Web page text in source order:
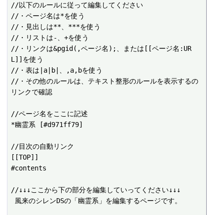
//以下のルールに従って編集してください
//・ページ名は*を使う
//・見出しは**、***を使う
//・リストは-、+を使う
//・リンクは&pgid(,ページ名);、または[[ページ名:UR
L]]を使う
//・表は|a|b|、,a,bを使う
//・その他のルールは、テキスト整形のルールを表示するの
リンクで確認
//ページ名をここに記述
*幽霊系 [#d971ff79]
//目次の自動リンク
[[TOP]]
#contents
//↓↓↓ここから下の部分を編集していってください↓↓↓